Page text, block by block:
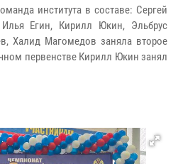
института в составе: Сергей
Егин, Кирилл Юкин, Эльбрус
Халид Магомедов заняла второе
первенстве Кирилл Юкин занял